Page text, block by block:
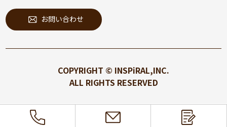
2024年5月
2024年4月 (32)
2024年2月(31)
2024年1月(45)
2023年12月(31)
(31)
(32)
お問い合わせ
COPYRIGHT © INSPiRAL,INC.
ALL RIGHTS RESERVED